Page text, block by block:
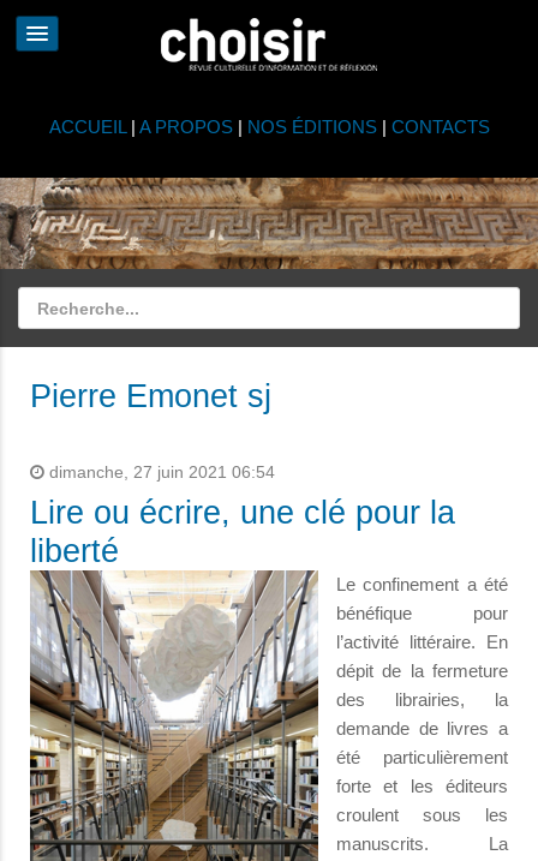
ACCUEIL | A PROPOS| NOS ÉDITIONS| CONTACTS
Pierre Emonet sj
dimanche, 27 juin 2021 06:54
Lire ou écrire, une clé pour la
liberté
Le confinement a été
bénéfique pour
l’activité littéraire. En
dépit de la fermeture
des librairies, la
demande de livres a
été particulièrement
forte et les éditeurs
croulent sous les
manuscrits. La